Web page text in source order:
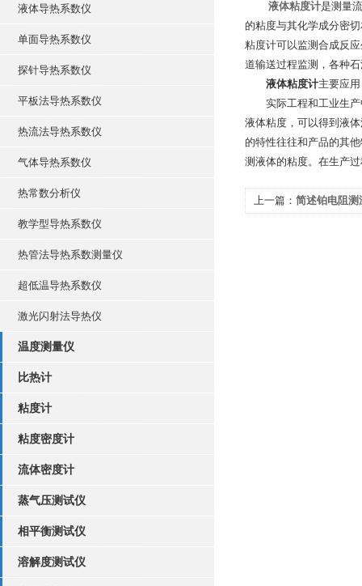
液体导热系数仪
单面导热系数仪
探针导热系数仪
平板法导热系数仪
热流法导热系数仪
气体导热系数仪
热常数分析仪
教学型导热系数仪
热管法导热系数测量仪
超低温导热系数仪
激光闪射法导热仪
温度测量仪
比热计
粘度计
粘度密度计
流体密度计
蒸气压测试仪
相平衡测试仪
溶解度测试仪
液体粘度计是测量
的粘度与其化学成分密
粘度计可以监测合成反
道输送过程监测，各种
液体粘度计主要应用
实际工程和工业生产
液体粘度，可以得到液
的特性往往和产品的其
测液体的粘度。在生产
上一篇： 简述铂电阻测